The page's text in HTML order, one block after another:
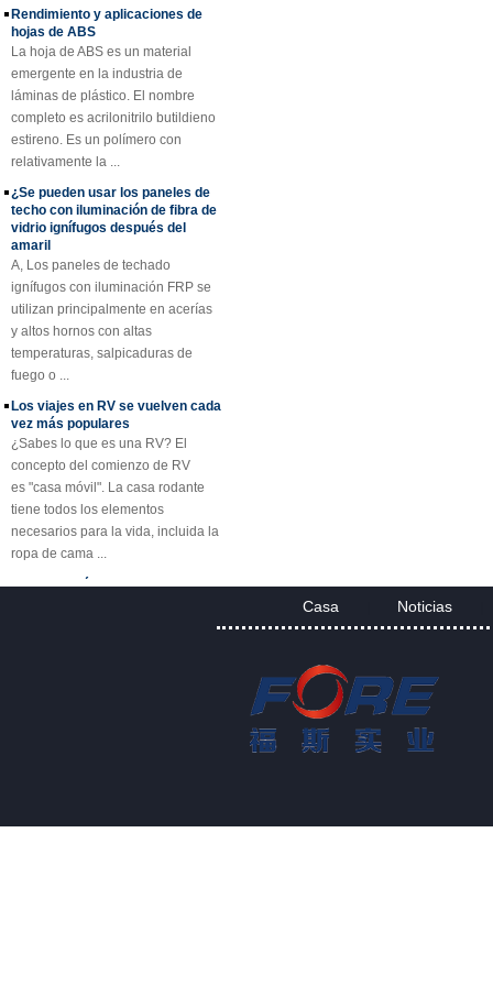
con fibra de vidrio
25 mm de grosor
Perfiles plásticos
reforzados fibra de
vidrio del haz de
canal del tubo Rod
Hoja de techo de
plástico FRP
reforzado con fibra
de vidrio
recubierto de gel
SMC BMC
Composite FRP
Tapa de registro
ordenada y brillante.
hojas de ABS
La hoja de ABS es un material
emergente en la industria de
láminas de plástico. El nombre
completo es acrilonitrilo butildieno
estireno. Es un polímero con
relativamente la ...
techo con iluminación de fibra de
vidrio ignífugos después del
amaril
A, Los paneles de techado
ignífugos con iluminación FRP se
utilizan principalmente en acerías
y altos hornos con altas
temperaturas, salpicaduras de
fuego o ...
vez más populares
¿Sabes lo que es una RV? El
concepto del comienzo de RV
es "casa móvil". La casa rodante
tiene todos los elementos
necesarios para la vida, incluida la
ropa de cama ...
fibra (FRP) Descripción
fibra (FRP) es una rejilla de plástico
Casa Noticias